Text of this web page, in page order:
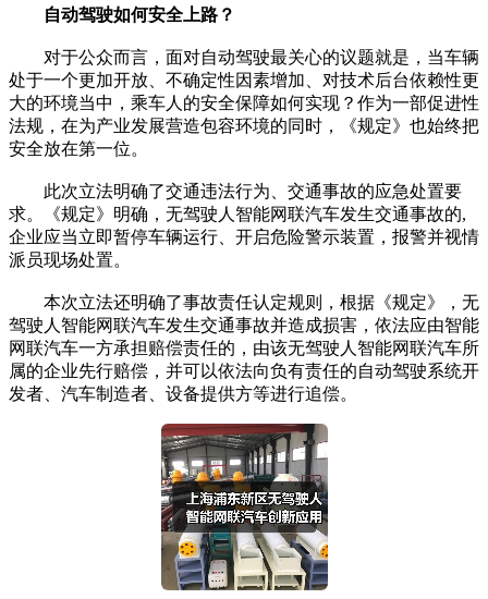
自动驾驶如何安全上路？
对于公众而言，面对自动驾驶最关心的议题就是，当车辆
处于一个更加开放、不确定性因素增加、对技术后台依赖性更
大的环境当中，乘车人的安全保障如何实现？作为一部促进性
法规，在为产业发展营造包容环境的同时，《规定》也始终把
安全放在第一位。
此次立法明确了交通违法行为、交通事故的应急处置要
求。《规定》明确，无驾驶人智能网联汽车发生交通事故的,
企业应当立即暂停车辆运行、开启危险警示装置，报警并视情
派员现场处置。
本次立法还明确了事故责任认定规则，根据《规定》，无
驾驶人智能网联汽车发生交通事故并造成损害，依法应由智能
网联汽车一方承担赔偿责任的，由该无驾驶人智能网联汽车所
属的企业先行赔偿，并可以依法向负有责任的自动驾驶系统开
发者、汽车制造者、设备提供方等进行追偿。